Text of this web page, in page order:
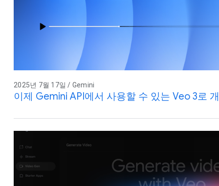
2025년 7월 17일 / Gemini
이제 Gemini API에서 사용할 수 있는 Veo 3로